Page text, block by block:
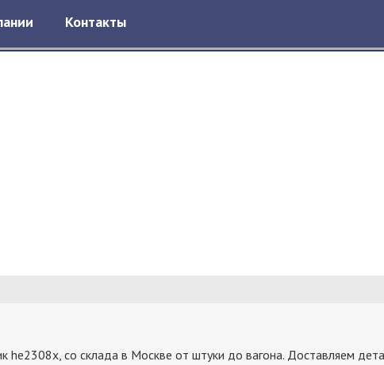
Контакты
со склада в Москве от штуки до вагона. Доставляем